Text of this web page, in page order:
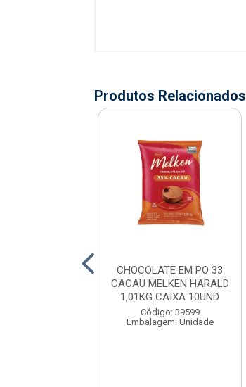
Produtos Relacionados
CHOCOLATE EM PO 33
CACAU MELKEN HARALD
1,01KG CAIXA 10UND
Código: 39599
Embalagem: Unidade